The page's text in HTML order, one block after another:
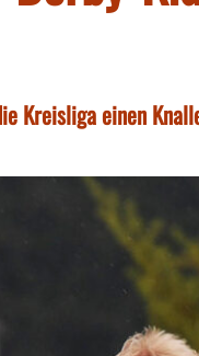
Kreisliga einen